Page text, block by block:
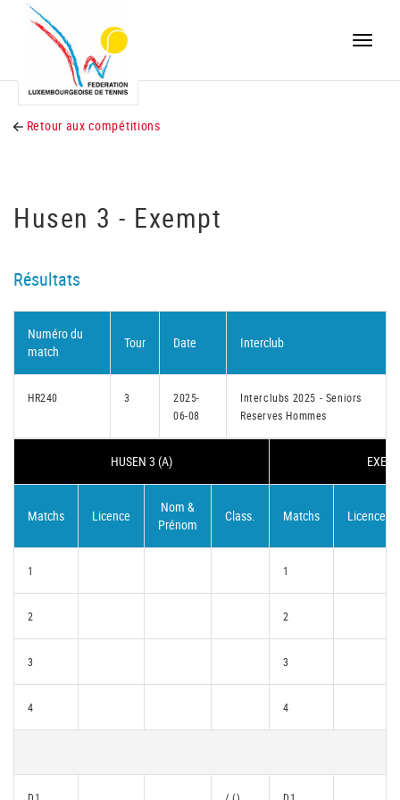
Toggle
Retour aux compétitions
Husen 3 - Exempt
Résultats
Numéro du
match
Tour Date Interclub
HR240 3
2025-
06-08
Interclubs 2025 - Seniors
Reserves Hommes
HUSEN 3 (A)
Matchs Licence
Nom &
Prénom
Class. Matchs Licence
1 1
2 2
3 3
4 4